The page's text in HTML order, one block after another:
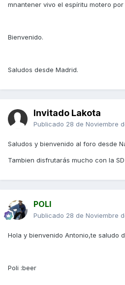
mnantener vivo el espíritu motero por
Bienvenido.
Saludos desde Madrid.
Invitado Lakota
Publicado 28 de Noviembre
Saludos y bienvenido al foro desde
Tambien disfrutarás mucho con la
POLI
Publicado 28 de Noviembre
Hola y bienvenido Antonio,te saludo
Poli :beer